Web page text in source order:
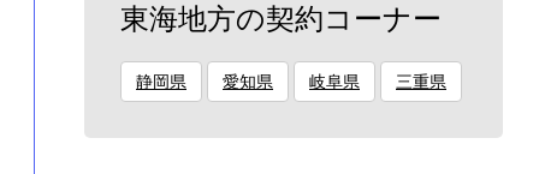
東海地方の契約コーナー
静岡県 愛知県 岐阜県 三重県